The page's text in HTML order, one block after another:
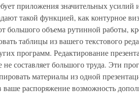
приложения значительных усилий
такой функцией, как контурное
большого объема рутинной работы,
таблицы из вашего текстового
программ. Редактирование
не составляет большого труда. Эти
материалы из одной
ваше распоряжение возможность